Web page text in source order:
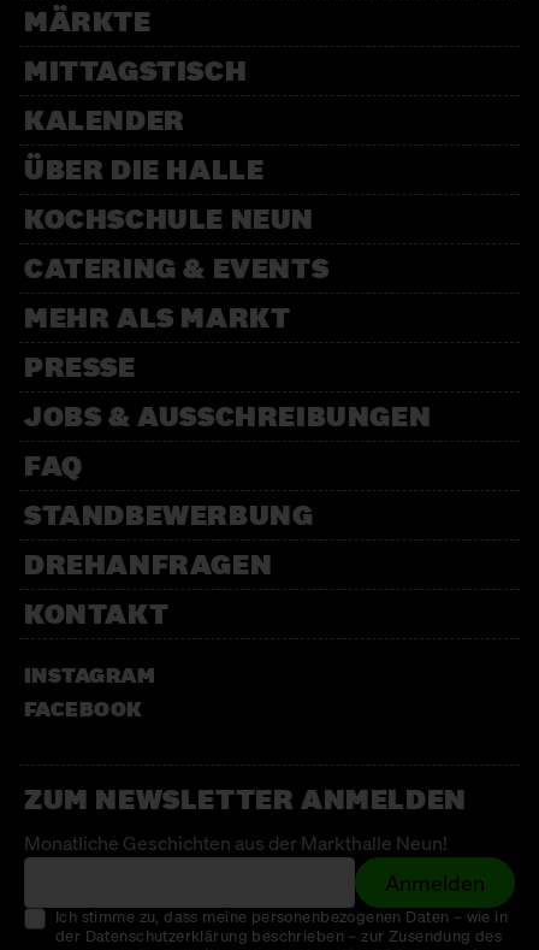
MÄRKTE
MITTAGSTISCH
KALENDER
ÜBER DIE HALLE
KOCHSCHULE NEUN
CATERING & EVENTS
MEHR ALS MARKT
PRESSE
JOBS & AUSSCHREIBUNGEN
FAQ
STANDBEWERBUNG
DREHANFRAGEN
KONTAKT
INSTAGRAM
FACEBOOK
ZUM NEWSLETTER ANMELDEN
Monatliche Geschichten aus der Markthalle Neun!
Anmelden
Ich stimme zu, dass meine personenbezogenen Daten – wie in
der Datenschutzerklärung beschrieben – zur Zusendung des